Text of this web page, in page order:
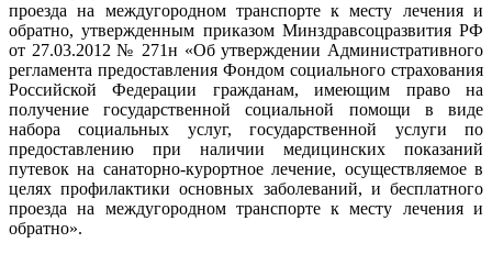
проезда на междугородном транспорте к месту лечения и
обратно, утвержденным приказом Минздравсоцразвития РФ
от 27.03.2012 № 271н «Об утверждении Административного
регламента предоставления Фондом социального страхования
Российской Федерации гражданам, имеющим право на
получение государственной социальной помощи в виде
набора социальных услуг, государственной услуги по
предоставлению при наличии медицинских показаний
путевок на санаторно-курортное лечение, осуществляемое в
целях профилактики основных заболеваний, и бесплатного
проезда на междугородном транспорте к месту лечения и
обратно».